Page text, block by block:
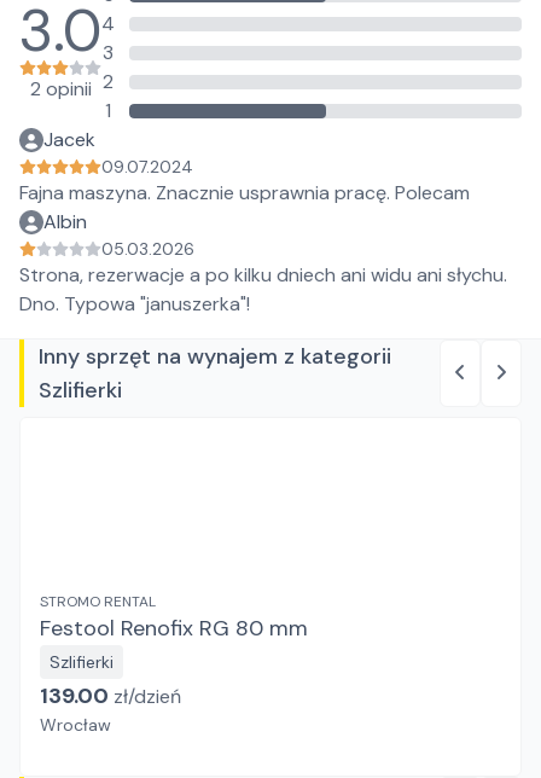
3.0
2 opinii
4
3
2
1
Jacek
09.07.2024
Fajna maszyna. Znacznie usprawnia pracę. Polecam
Albin
05.03.2026
Strona, rezerwacje a po kilku dniech ani widu ani słychu.
Dno. Typowa "januszerka"!
Inny sprzęt na wynajem z kategorii
Szlifierki
STROMO RENTAL
Festool Renofix RG 80 mm
Szlifierki
139.00 zł/dzień
Wrocław